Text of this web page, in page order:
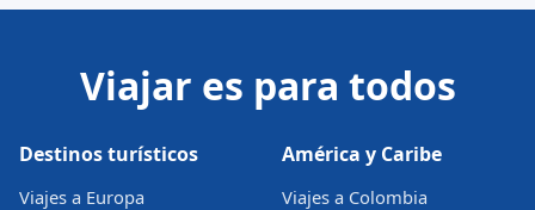
Viajar es para todos
Destinos turísticos
Viajes a Europa
América y Caribe
Viajes a Colombia